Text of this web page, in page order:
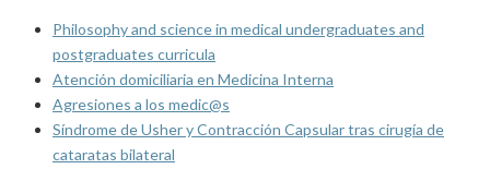
Philosophy and science in medical undergraduates and
postgraduates curricula
Atención domiciliaria en Medicina Interna
Agresiones a los medic@s
Síndrome de Usher y Contracción Capsular tras cirugía de
cataratas bilateral